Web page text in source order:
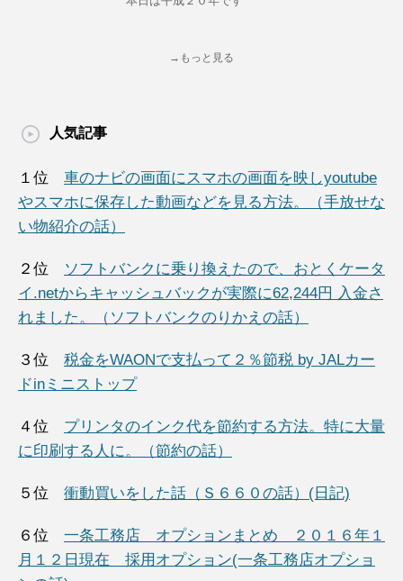
→もっと見る
人気記事
１位 車のナビの画面にスマホの画面を映しyoutube
やスマホに保存した動画などを見る方法。（手放せな
い物紹介の話）
２位
ソフトバンクに乗り換えたので、おとくケータ
イ.netからキャッシュバックが実際に62,244円 入金さ
れました。（ソフトバンクのりかえの話）
３位 税金をWAONで支払って２％節税 by JALカー
ドinミニストップ
４位 プリンタのインク代を節約する方法。特に大量
に印刷する人に。（節約の話）
５位 衝動買いをした話（Ｓ６６０の話）(日記)
６位 一条工務店 オプションまとめ ２０１６年１
月１２日現在 採用オプション(一条工務店オプショ